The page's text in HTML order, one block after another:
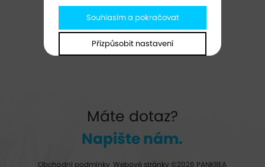
Máte dotaz?
Napište nám.
Obchodní podmínky Webové stránky ©2026 PANKREA
Souhlasím a pokračovat
Přizpůsobit nastavení